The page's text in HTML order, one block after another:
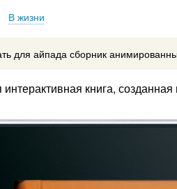
В жизни
для айпада сборник
книга,